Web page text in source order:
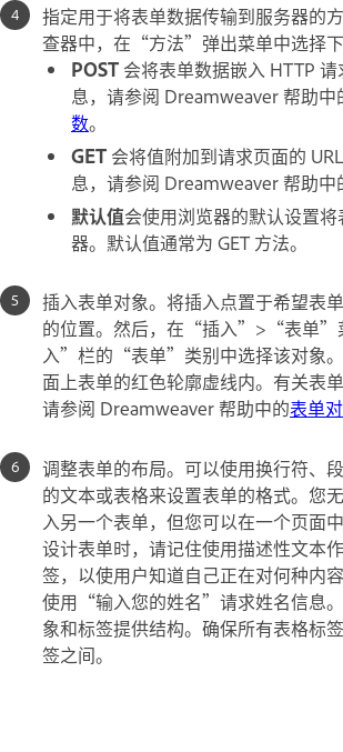
指定用于将表单数据传输到服务器
查器中，在“方法”弹出菜单中选择下
POST 会将表单数据嵌入 HTTP
息，请参阅 Dreamweaver 帮助中
数。
GET 会将值附加到请求页面的
息，请参阅 Dreamweaver 帮助中
默认值会使用浏览器的默认设置
器。默认值通常为 GET 方法。
插入表单对象。将插入点置于希望表
的位置。然后，在“插入”>“表单”
入”栏的“表单”类别中选择该对象
面上表单的红色轮廓虚线内。有关表
请参阅 Dreamweaver 帮助中的表单
调整表单的布局。可以使用换行符、
的文本或表格来设置表单的格式。您
入另一个表单，但您可以在一个页面
设计表单时，请记住使用描述性文本
签，以使用户知道自己正在对何种内
使用“输入您的姓名”请求姓名信息
象和标签提供结构。确保所有表格标
签之间。